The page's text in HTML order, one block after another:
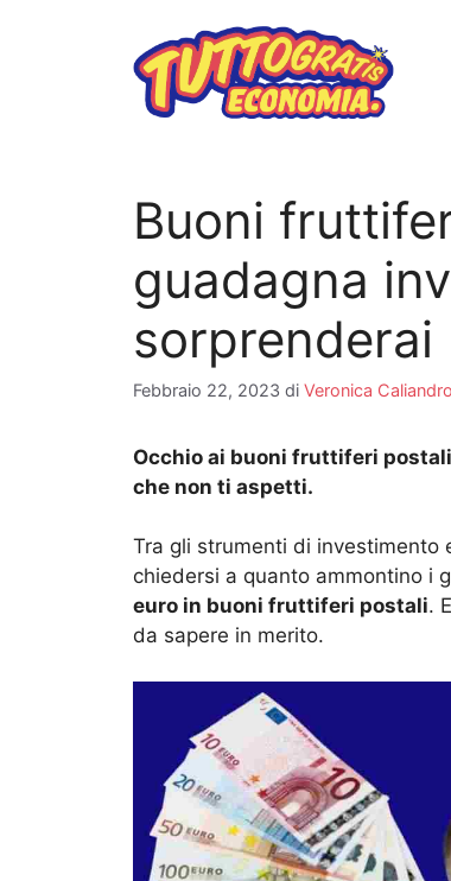
Buoni
guadagna
sorprenderai
Febbraio 22, 2023 di Veronica Caliandro
Occhio ai buoni fruttiferi
che non ti aspetti.
Tra gli strumenti di investimento
chiedersi a quanto ammontino i
euro in buoni fruttiferi postali.
da sapere in merito.